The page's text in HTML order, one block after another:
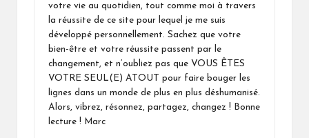
votre vie au quotidien, tout comme moi à travers
la réussite de ce site pour lequel je me suis
développé personnellement. Sachez que votre
bien-être et votre réussite passent par le
changement, et n’oubliez pas que VOUS ÊTES
VOTRE SEUL(E) ATOUT pour faire bouger les
lignes dans un monde de plus en plus déshumanisé.
Alors, vibrez, résonnez, partagez, changez ! Bonne
lecture ! Marc